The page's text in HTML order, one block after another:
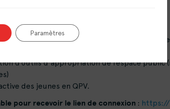
:
spatiales des QPV en Hauts-de-France
d’outils d’appropriation de l’espace public
des jeunes en QPV.
pour recevoir le lien de connexion :
Paramètres